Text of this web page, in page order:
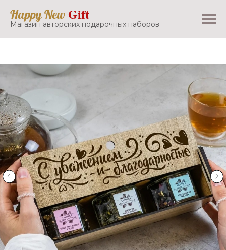
Happy New Gift
Магазин авторских подарочных наборов